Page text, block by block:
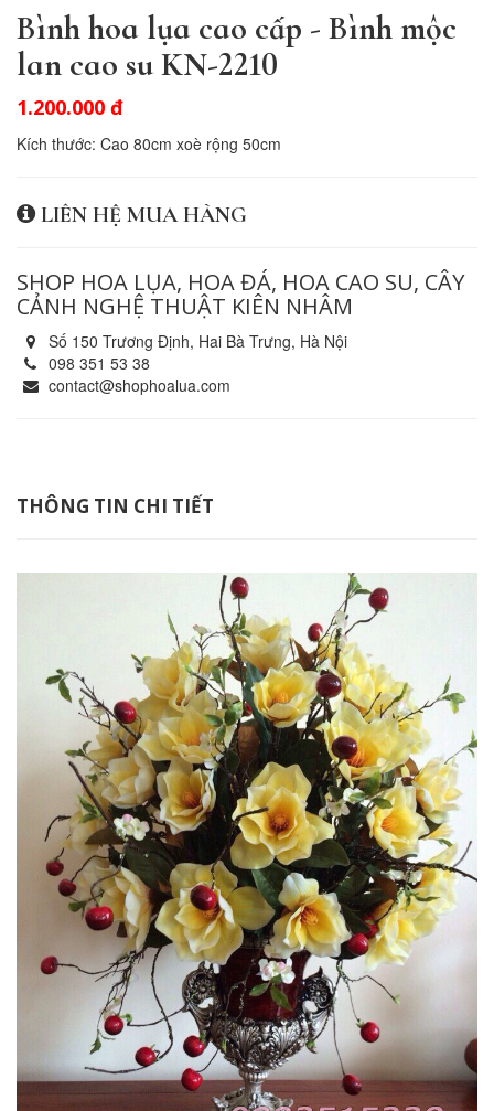
Bình hoa lụa cao cấp - Bình mộc
lan cao su KN-2210
1.200.000 đ
Kích thước: Cao 80cm xoè rộng 50cm
LIÊN HỆ MUA HÀNG
SHOP HOA LỤA, HOA ĐÁ, HOA CAO SU, CÂY
CẢNH NGHỆ THUẬT KIÊN NHÂM
Số 150 Trương Định, Hai Bà Trưng, Hà Nội
098 351 53 38
contact@shophoalua.com
THÔNG TIN CHI TIẾT